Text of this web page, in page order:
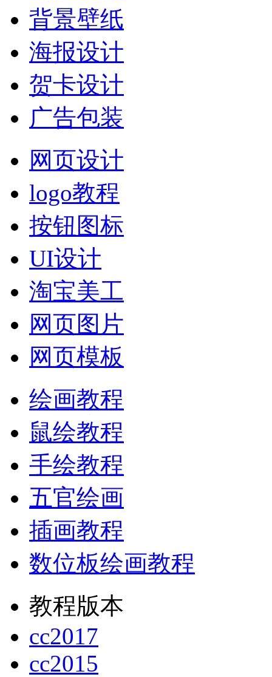
背景壁纸
海报设计
贺卡设计
广告包装
网页设计
logo教程
按钮图标
UI设计
淘宝美工
网页图片
网页模板
绘画教程
鼠绘教程
手绘教程
五官绘画
插画教程
数位板绘画教程
教程版本
cc2017
cc2015